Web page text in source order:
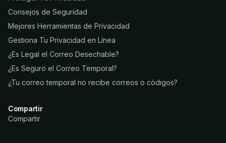
Consejos de Seguridad
Mejores Herramientas de Privacidad
Gestiona Tu Privacidad en Línea
¿Es Legal el Correo Desechable?
¿Es Seguro el Correo Temporal?
¿Tu correo temporal no recibe correos o códigos?
Compartir
Compartir